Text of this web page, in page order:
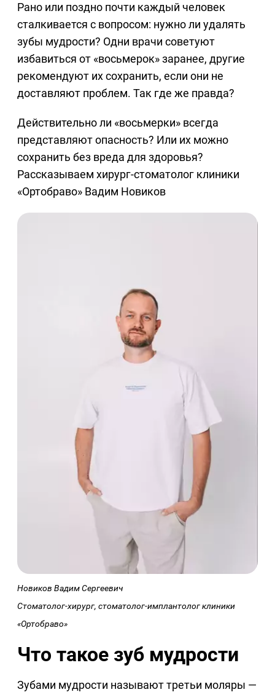
Рано или поздно почти каждый человек
сталкивается с вопросом: нужно ли удалять
зубы мудрости? Одни врачи советуют
избавиться от «восьмерок» заранее, другие
рекомендуют их сохранить, если они не
доставляют проблем. Так где же правда?
Действительно ли «восьмерки» всегда
представляют опасность? Или их можно
сохранить без вреда для здоровья?
Рассказываем хирург-стоматолог клиники
«Ортобраво» Вадим Новиков
Новиков Вадим Сергеевич
Стоматолог-хирург, стоматолог-имплантолог клиники
«Ортобраво»
Что такое зуб мудрости
Зубами мудрости называют третьи моляры —